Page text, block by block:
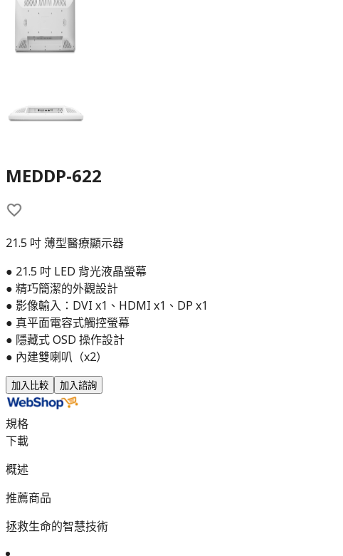
MEDDP-622
21.5 吋 薄型醫療顯示器
● 21.5 吋 LED 背光液晶螢幕
● 精巧簡潔的外觀設計
● 影像輸入：DVI x1、HDMI x1、DP x1
● 真平面電容式觸控螢幕
● 隱藏式 OSD 操作設計
● 內建雙喇叭（x2）
加入比較 加入諮詢
規格
下載
概述
推薦商品
拯救生命的智慧技術